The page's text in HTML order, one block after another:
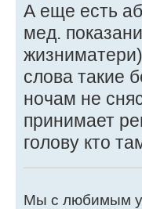
А еще есть
мед.
слова такие
ночам не
принимает
голову кто
Мы с любимым